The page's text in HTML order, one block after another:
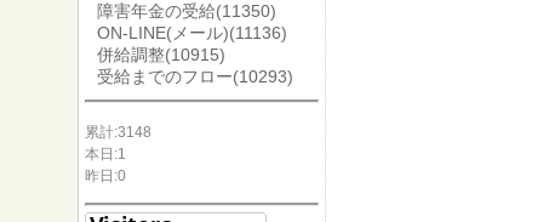
障害年金の受給(11350)
ON-LINE(メール)(11136)
併給調整(10915)
受給までのフロー(10293)
累計:3148
本日:1
昨日:0